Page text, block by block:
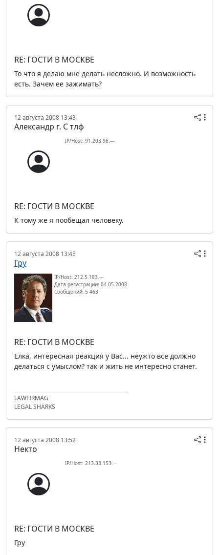
RE: ГОСТИ В МОСКВЕ
То что я делаю мне делать несложно. И возможность
есть. Зачем ее зажимать?
12 августа 2008 13:43
Александр г. С тлф
IP/Host: 91.203.96.---
RE: ГОСТИ В МОСКВЕ
К тому же я пообещал человеку.
12 августа 2008 13:45
Гру
IP/Host: 212.5.183.---
Дата регистрации: 04.05.2008
Сообщений: 5 463
RE: ГОСТИ В МОСКВЕ
Елка, интересная реакция у Вас... неужто все должно
делаться с умыслом? так и жить не интересно станет.
LAWFIRMAG
LEGAL SHARKS
12 августа 2008 13:52
Некто
IP/Host: 213.33.153.---
RE: ГОСТИ В МОСКВЕ
Гру